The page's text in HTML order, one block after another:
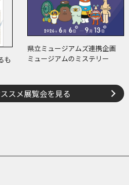
も
県立ミュージアムズ連携企画
ミュージアムのミステリー
スメ展覧会を見る